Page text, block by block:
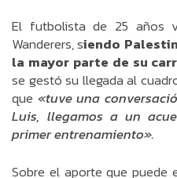
El futbolista de 25 años
Wanderers, siendo
la mayor parte de su
se gestó su llegada al
que «tuve una
Luis, llegamos a un
primer entrenamiento».
Sobre el aporte que puede